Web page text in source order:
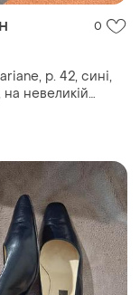
0
р. 42, сині,
невеликій